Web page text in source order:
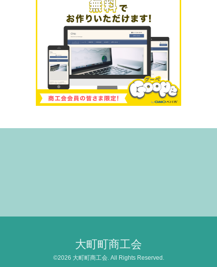
大町町商工会
©2026 大町町商工会. All Rights Reserved.